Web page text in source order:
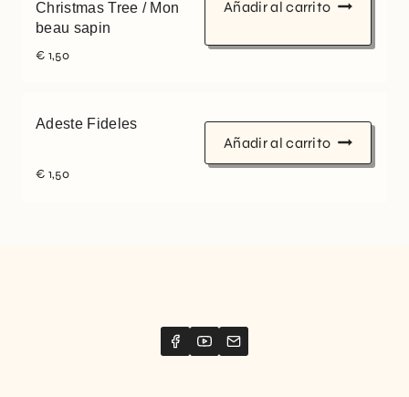
Christmas Tree / Mon
beau sapin
€ 1,50
Añadir al carrito
Adeste Fideles
€ 1,50
Añadir al carrito